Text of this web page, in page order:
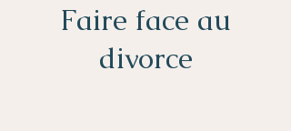
Faire face au
divorce